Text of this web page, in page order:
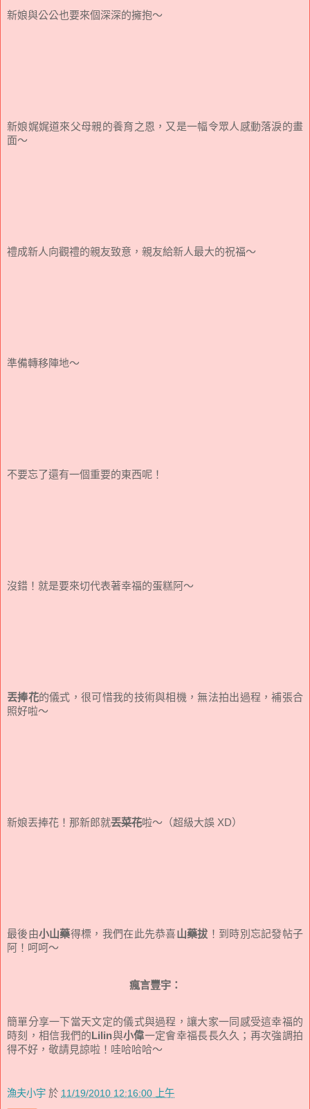
新娘與公公也要來個深深的擁抱～
新娘娓娓道來父母親的養育之恩，又是一幅令眾人感動落淚的畫
面～
禮成新人向觀禮的親友致意，親友給新人最大的祝福～
準備轉移陣地～
不要忘了還有一個重要的東西呢！
沒錯！就是要來切代表著幸福的蛋糕阿～
丟捧花的儀式，很可惜我的技術與相機，無法拍出過程，補張合
照好啦～
新娘丟捧花！那新郎就丟菜花啦～（超級大誤 XD）
最後由小山藥得標，我們在此先恭喜山藥拔 ！到時別忘記發帖子
阿！呵呵～
瘋言豐宇：
簡單分享一下當天文定的儀式與過程，讓大家一同感受這幸福的
時刻，相信我們的Lilin與小偉一定會幸福長長久久；再次強調拍
得不好，敬請見諒啦！哇哈哈哈～
漁夫小宇 於 11/19/2010 12:16:00 上午